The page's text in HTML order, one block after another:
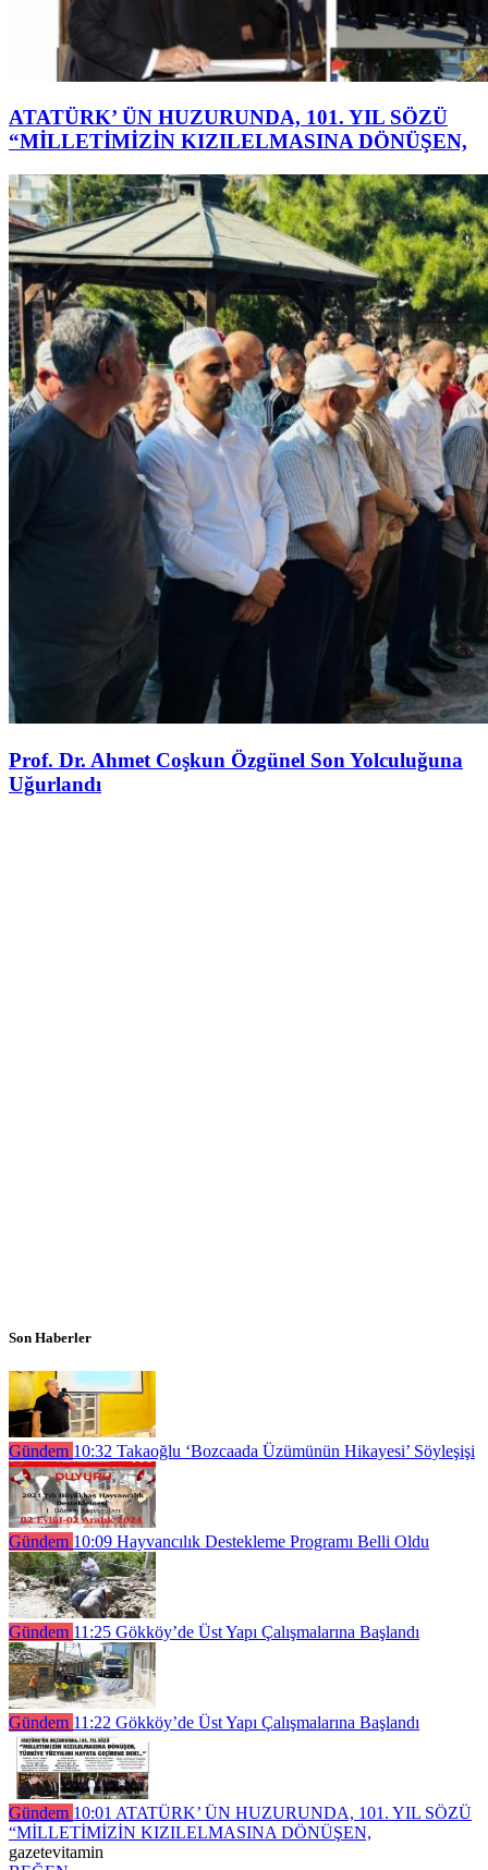
ATATÜRK’ ÜN HUZURUNDA, 101. YIL SÖZÜ
“MİLLETİMİZİN KIZILELMASINA DÖNÜŞEN,
Prof. Dr. Ahmet Coşkun Özgünel Son Yolculuğuna
Uğurlandı
Son Haberler
Gündem 10:32 Takaoğlu ‘Bozcaada Üzümünün Hikayesi’ Söyleşişi
Gündem 10:09 Hayvancılık Destekleme Programı Belli Oldu
Gündem 11:25 Gökköy’de Üst Yapı Çalışmalarına Başlandı
Gündem 11:22 Gökköy’de Üst Yapı Çalışmalarına Başlandı
Gündem 10:01 ATATÜRK’ ÜN HUZURUNDA, 101. YIL SÖZÜ
“MİLLETİMİZİN KIZILELMASINA DÖNÜŞEN,
gazetevitamin